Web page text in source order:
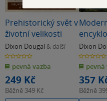
Prehistorický svět v
životní velikosti
Dixon Dougal & další
0.0
z
5
hvězdiček
pevná vazba
249 Kč
Běžně 349 Kč
děti –
zvířata
Dixon
0.0
z
5
hvězdiček
pevná
357
Běžně